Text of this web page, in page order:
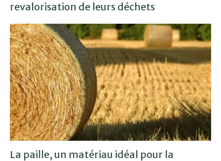
revalorisation de leurs déchets
La paille, un matériau idéal pour la